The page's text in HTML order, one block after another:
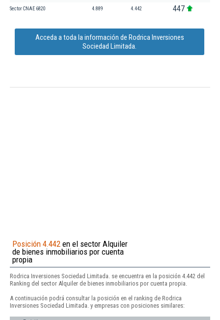
Sector CNAE 6820 4.889 4.442 447
Acceda a toda la información de Rodrica Inversiones
Sociedad Limitada.
Posición 4.442 en el sector Alquiler
de bienes inmobiliarios por cuenta
propia
Rodrica Inversiones Sociedad Limitada. se encuentra en la posición 4.442 del
Ranking del sector Alquiler de bienes inmobiliarios por cuenta propia.
A continuación podrá consultar la posición en el ranking de Rodrica
Inversiones Sociedad Limitada. y empresas con posiciones similares: